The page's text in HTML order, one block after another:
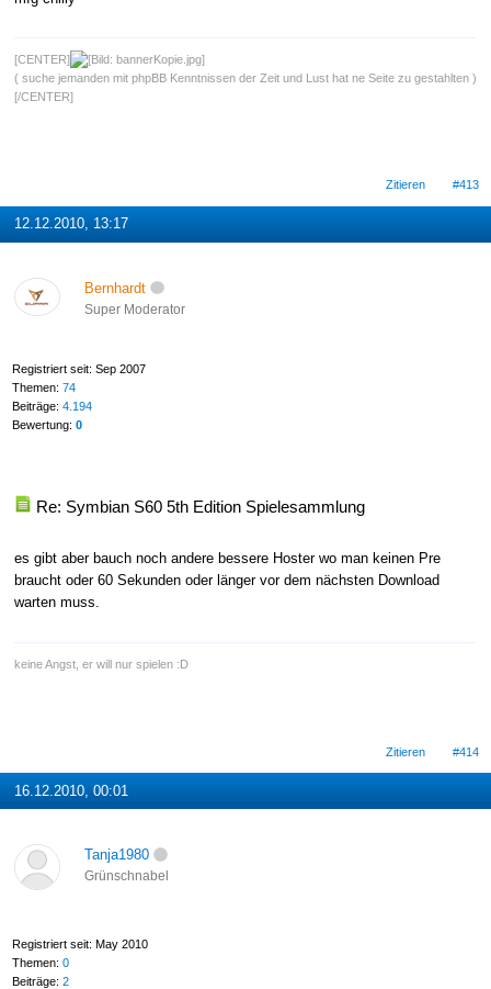
[CENTER]
( suche jemanden mit phpBB Kenntnissen der Zeit und Lust hat ne Seite zu gestahlten )
[/CENTER]
Zitieren #413
12.12.2010, 13:17
Bernhardt
Super Moderator
Registriert seit: Sep 2007
Themen: 74
Beiträge: 4.194
Bewertung: 0
Re: Symbian S60 5th Edition Spielesammlung
es gibt aber bauch noch andere bessere Hoster wo man keinen Pre
braucht oder 60 Sekunden oder länger vor dem nächsten Download
warten muss.
keine Angst, er will nur spielen :D
Zitieren #414
16.12.2010, 00:01
Tanja1980
Grünschnabel
Registriert seit: May 2010
Themen: 0
Beiträge: 2